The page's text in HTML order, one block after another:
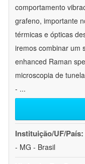
comportamento
grafeno, importante
térmicas e ópticas
iremos combinar um
enhanced Raman
microscopia de
- ...
Instituição/UF/País:
- MG - Brasil